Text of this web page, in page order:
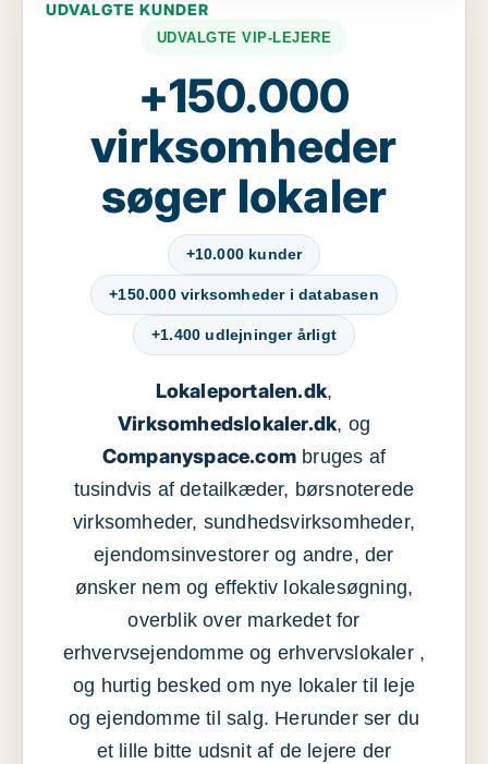
UDVALGTE KUNDER
UDVALGTE VIP-LEJERE
+150.000
virksomheder
søger lokaler
+10.000 kunder
+150.000 virksomheder i databasen
+1.400 udlejninger årligt
Lokaleportalen.dk,
Virksomhedslokaler.dk, og
Companyspace.com bruges af
tusindvis af detailkæder, børsnoterede
virksomheder, sundhedsvirksomheder,
ejendomsinvestorer og andre, der
ønsker nem og effektiv lokalesøgning,
overblik over markedet for
erhvervsejendomme og erhvervslokaler ,
og hurtig besked om nye lokaler til leje
og ejendomme til salg. Herunder ser du
et lille bitte udsnit af de lejere der